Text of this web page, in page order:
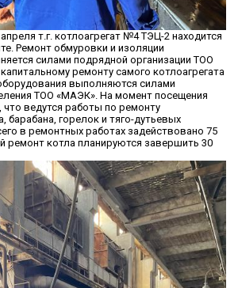
т.г. котлоагрегат №4 ТЭЦ-2 находится
Ремонт обмуровки и изоляции
силами подрядной организации ТОО
ремонту самого котлоагрегата
выполняются силами
ТОО «МАЭК». На момент посещения
что ведутся работы по ремонту
барабана, горелок и тяго-дутьевых
в ремонтных работах задействовано 75
ремонт котла планируются завершить 30